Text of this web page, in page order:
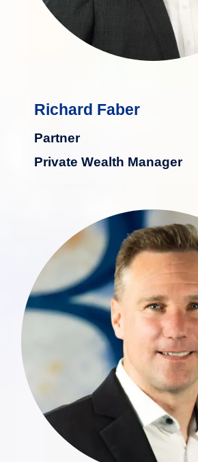
Richard Faber
Partner
Private Wealth Manager
Mit über 30 Jahren
Finanzbranche,
privaten
beratung, verfügt
fundierte Expertise in
vermögender
Wechsel zu Baumann &
war er unter anderem
Director in der
einer renommierten